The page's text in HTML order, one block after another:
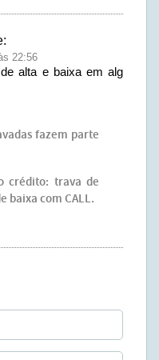
22:56
alta e baixa em alg
fazem parte
crédito: trava de
baixa com CALL.